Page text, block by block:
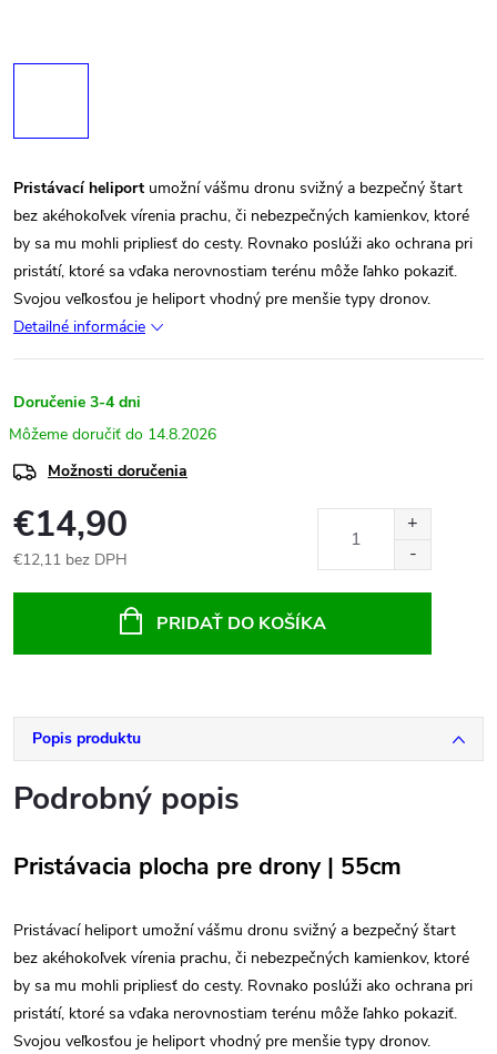
Pristávací heliport umožní vášmu dronu svižný a bezpečný štart
bez akéhokoľvek vírenia prachu, či nebezpečných kamienkov, ktoré
by sa mu mohli pripliesť do cesty. Rovnako poslúži ako ochrana pri
pristátí, ktoré sa vďaka nerovnostiam terénu môže ľahko pokaziť.
Svojou veľkosťou je heliport vhodný pre menšie typy dronov.
Detailné informácie
Doručenie 3-4 dni
14.8.2026
Možnosti doručenia
€14,90
€12,11 bez DPH
PRIDAŤ DO KOŠÍKA
Popis produktu
Podrobný popis
Pristávacia plocha pre drony | 55cm
Pristávací heliport umožní vášmu dronu svižný a bezpečný štart
bez akéhokoľvek vírenia prachu, či nebezpečných kamienkov, ktoré
by sa mu mohli pripliesť do cesty. Rovnako poslúži ako ochrana pri
pristátí, ktoré sa vďaka nerovnostiam terénu môže ľahko pokaziť.
Svojou veľkosťou je heliport vhodný pre menšie typy dronov.